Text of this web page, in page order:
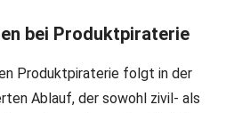
bei Produktpiraterie
Produktpiraterie folgt in der
Ablauf, der sowohl zivil- als